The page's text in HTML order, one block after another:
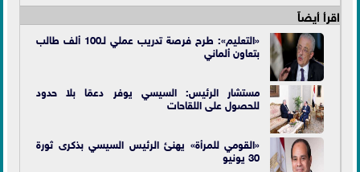
اقرأ أيضاً
«التعليم»: طرح فرصة تدريب عملي لـ100 ألف طالب
بتعاون ألماني
مستشار الرئيس: السيسي يوفر دعمًا بلا حدود
للحصول على اللقاحات
«القومي للمرأة» يهنئ الرئيس السيسي بذكرى ثورة
30 يونيو